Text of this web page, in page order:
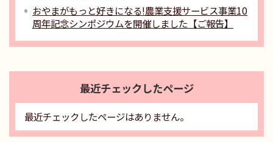
おやまがもっと好きになる!農業支援サービス事業10
周年記念シンポジウムを開催しました【ご報告】
最近チェックしたページ
最近チェックしたページはありません。